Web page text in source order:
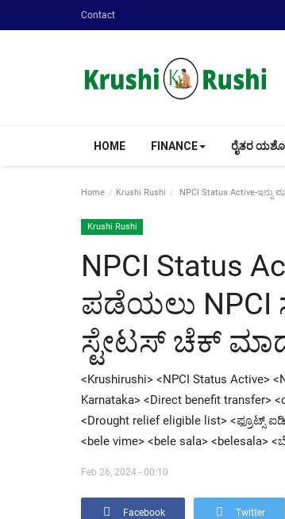
Contact
HOME FINANCE ರೈತರ
Home Krushi Rushi NPCI Status Active-ಇನ್ನು
Krushi Rushi
NPCI Status
ಪಡೆಯಲು NPCI
ಸ್ಟೇಟಸ್ ಚೆಕ್
<Krushirushi> <NPCI Status Active>
Karnataka> <Direct benefit transfer>
<Drought relief eligible list> <ಫ್ರೂಟ್ಸ್
<bele vime> <bele sala> <belesala>
Feb 26, 2024 - 00:10
Facebook Twitter